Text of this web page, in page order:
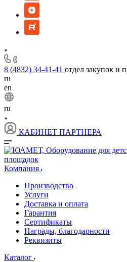
8 (4832) 34-41-41 отдел закупок и
ru
en
ru
КАБИНЕТ ПАРТНЕРА
Компания
Производство
Услуги
Доставка и оплата
Гарантия
Сертификаты
Награды, благодарности
Реквизиты
Каталог